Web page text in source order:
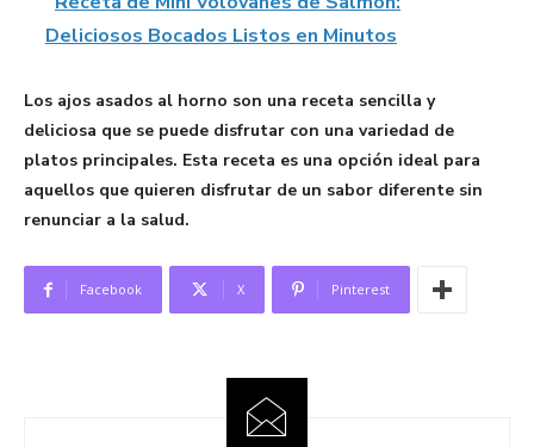
Deliciosos Bocados Listos en Minutos
Los ajos asados al horno son una receta sencilla y
deliciosa que se puede disfrutar con una variedad de
platos principales. Esta receta es una opción ideal para
aquellos que quieren disfrutar de un sabor diferente sin
renunciar a la salud.
Facebook X Pinterest